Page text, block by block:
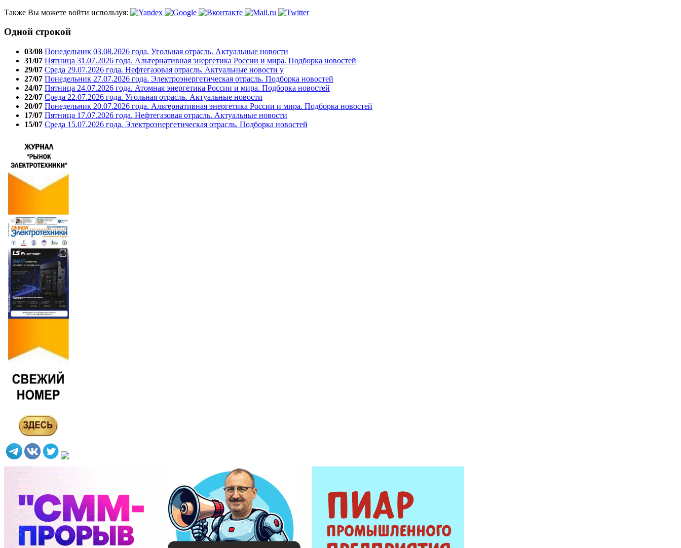
Также Вы можете войти используя:
Одной строкой
03/08 Понедельник 03.08.2026 года. Угольная отрасль. Актуальные новости
31/07 Пятница 31.07.2026 года. Альтернативная энергетика России и мира. Подборка новостей
29/07 Среда 29.07.2026 года. Нефтегазовая отрасль. Актуальные новости у
27/07 Понедельник 27.07.2026 года. Электроэнергетическая отрасль. Подборка новостей
24/07 Пятница 24.07.2026 года. Атомная энергетика России и мира. Подборка новостей
22/07 Среда 22.07.2026 года. Угольная отрасль. Актуальные новости
20/07 Понедельник 20.07.2026 года. Альтернативная энергетика России и мира. Подборка новостей
17/07 Пятница 17.07.2026 года. Нефтегазовая отрасль. Актуальные новости
15/07 Среда 15.07.2026 года. Электроэнергетическая отрасль. Подборка новостей